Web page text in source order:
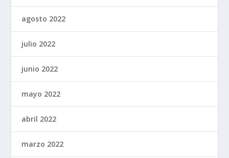
agosto 2022
julio 2022
junio 2022
mayo 2022
abril 2022
marzo 2022